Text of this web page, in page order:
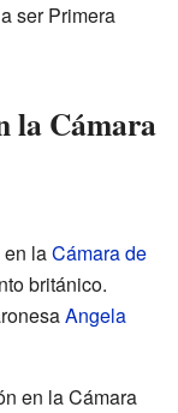
ser Primera
la Cámara
en laCámara de
británico.
Angela
en la Cámara